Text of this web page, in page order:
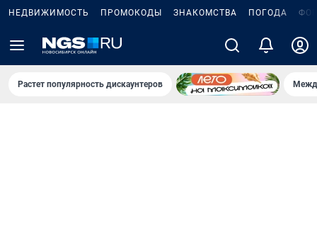
НЕДВИЖИМОСТЬ ПРОМОКОДЫ ЗНАКОМСТВА ПОГОДА
Растет популярность дискаунтеров